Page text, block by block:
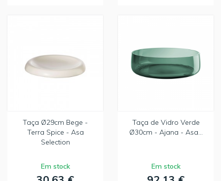
Taça Ø29cm Bege -
Terra Spice - Asa
Selection
Em stock
Taça de Vidro Verde
Ø30cm - Ajana - Asa...
Em stock